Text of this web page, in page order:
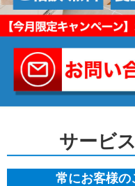
サービ
常にお客様の